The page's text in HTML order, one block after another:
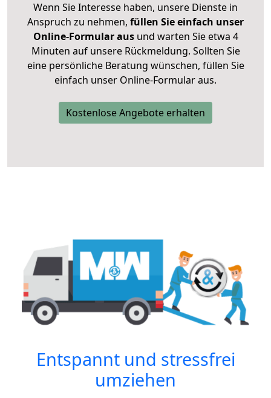
Wenn Sie Interesse haben, unsere Dienste in
Anspruch zu nehmen, füllen Sie einfach unser
Online-Formular ausund warten Sie etwa 4
Minuten auf unsere Rückmeldung. Sollten Sie
eine persönliche Beratung wünschen, füllen Sie
einfach unser Online-Formular aus.
Kostenlose Angebote erhalten
Entspannt und stressfrei
umziehen